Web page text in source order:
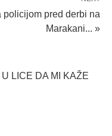
policijom pred derbi na
Marakani... »
LICE DA MI KAŽE